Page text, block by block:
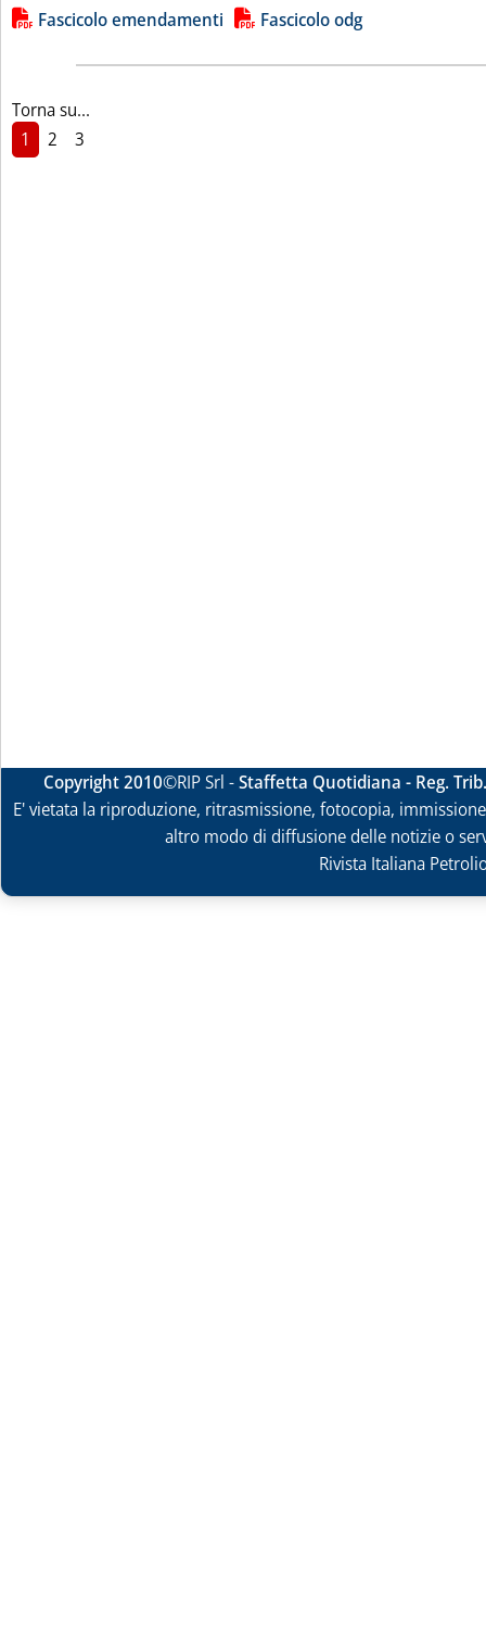
Lista allegati PDF alla notizia
Fascicolo emendamenti Fascicolo odg
Torna su...
1
2 3
Copyright 2010©RIP Srl -Staffetta Quotidiana - Reg.
E' vietata la riproduzione, ritrasmissione, fotocopia,
altro modo di diffusione delle notizie o
Rivista Italiana